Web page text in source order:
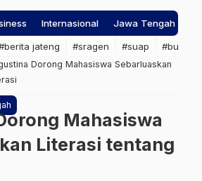
Internasional Jawa Tengah
jateng #sragen #suap #bupati
Dorong Mahasiswa Sebarluaskan
Mahasiswa
Literasi tentang